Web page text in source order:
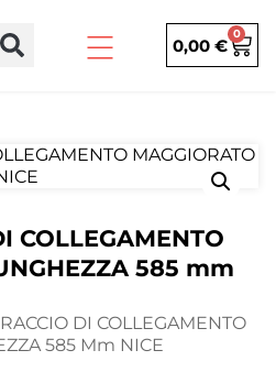
0,00 €
0
COLLEGAMENTO
585 mm
DI COLLEGAMENTO
585 Mm NICE